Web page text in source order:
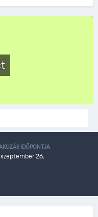
IDŐPONTJA
26.